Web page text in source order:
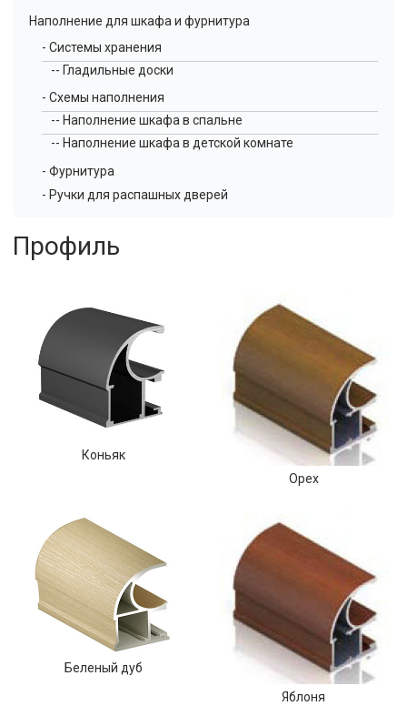
Наполнение для шкафа и фурнитура
- Системы хранения
-- Гладильные доски
- Схемы наполнения
-- Наполнение шкафа в спальне
-- Наполнение шкафа в детской комнате
- Фурнитура
- Ручки для распашных дверей
Профиль
Коньяк
Орех
Беленый дуб
Яблоня